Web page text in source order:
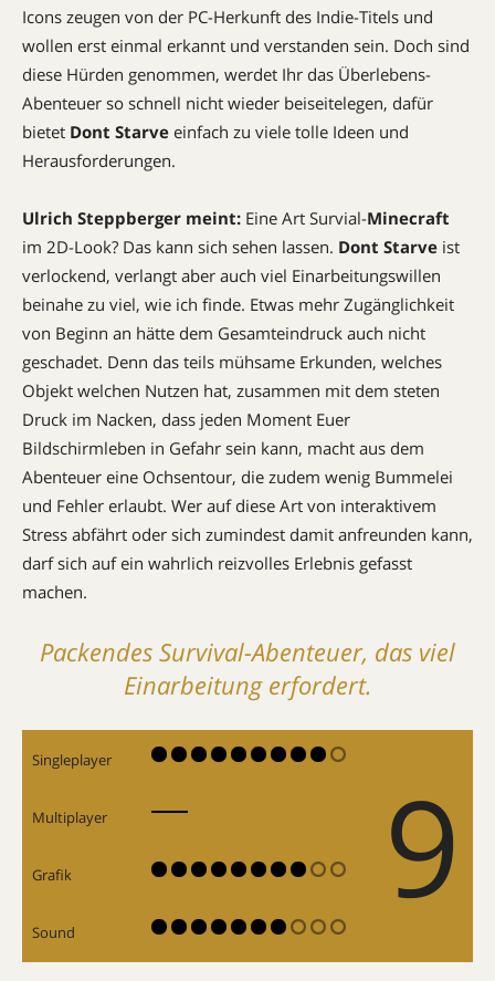
Icons zeugen von der PC-Herkunft des Indie-Titels und
wollen erst einmal erkannt und verstanden sein. Doch sind
diese Hürden genommen, werdet Ihr das Überlebens-
Abenteuer so schnell nicht wieder beiseitelegen, dafür
bietet Dont Starve einfach zu viele tolle Ideen und
Herausforderungen.
Ulrich Steppberger meint: Eine Art Survial-Minecraft
im 2D-Look? Das kann sich sehen lassen. Dont Starve ist
verlockend, verlangt aber auch viel Einarbeitungswillen 
beinahe zu viel, wie ich finde. Etwas mehr Zugänglichkeit
von Beginn an hätte dem Gesamteindruck auch nicht
geschadet. Denn das teils mühsame Erkunden, welches
Objekt welchen Nutzen hat, zusammen mit dem steten
Druck im Nacken, dass jeden Moment Euer
Bildschirmleben in Gefahr sein kann, macht aus dem
Abenteuer eine Ochsentour, die zudem wenig Bummelei
und Fehler erlaubt. Wer auf diese Art von interaktivem
Stress abfährt oder sich zumindest damit anfreunden kann,
darf sich auf ein wahrlich reizvolles Erlebnis gefasst
machen.
Packendes Survival-Abenteuer, das viel
Einarbeitung erfordert.
Singleplayer 9
Multiplayer
Grafik
Sound